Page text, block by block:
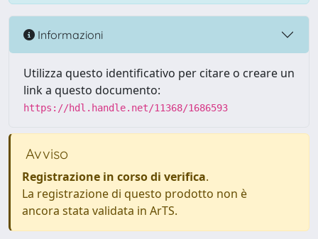
Informazioni
Utilizza questo identificativo per citare o creare un
link a questo documento:
https://hdl.handle.net/11368/1686593
Avviso
Registrazione in corso di verifica.
La registrazione di questo prodotto non è
ancora stata validata in ArTS.